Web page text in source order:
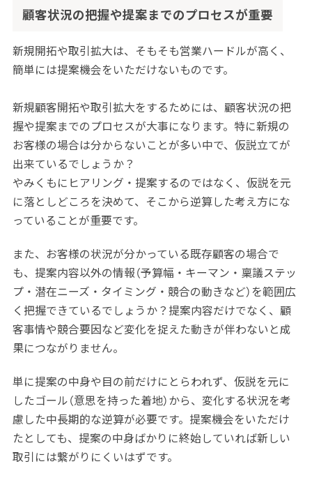
顧客状況の把握や提案までのプロセスが重要
新規開拓や取引拡大は、そもそも営業ハードルが高く、
簡単には提案機会をいただけないものです。
新規顧客開拓や取引拡大をするためには、顧客状況の把
握や提案までのプロセスが大事になります。特に新規の
お客様の場合は分からないことが多い中で、仮説立てが
出来ているでしょうか？
やみくもにヒアリング・提案するのではなく、仮説を元
に落としどころを決めて、そこから逆算した考え方にな
っていることが重要です。
また、お客様の状況が分かっている既存顧客の場合で
も、提案内容以外の情報（予算幅・キーマン・稟議ステッ
プ・潜在ニーズ・タイミング・競合の動きなど）を範囲広
く把握できているでしょうか？提案内容だけでなく、顧
客事情や競合要因など変化を捉えた動きが伴わないと成
果につながりません。
単に提案の中身や目の前だけにとらわれず、仮説を元に
したゴール（意思を持った着地）から、変化する状況を考
慮した中長期的な逆算が必要です。提案機会をいただけ
たとしても、提案の中身ばかりに終始していれば新しい
取引には繋がりにくいはずです。